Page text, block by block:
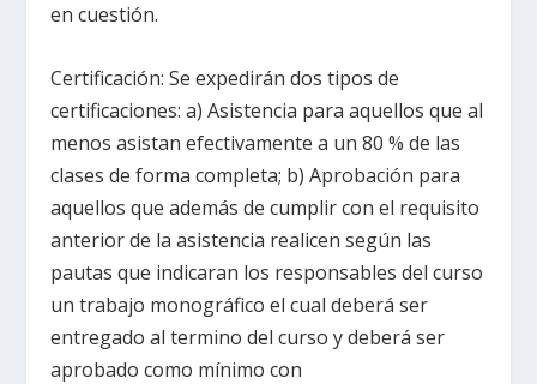
en cuestión.
Certificación: Se expedirán dos tipos de
certificaciones: a) Asistencia para aquellos que al
menos asistan efectivamente a un 80 % de las
clases de forma completa; b) Aprobación para
aquellos que además de cumplir con el requisito
anterior de la asistencia realicen según las
pautas que indicaran los responsables del curso
un trabajo monográfico el cual deberá ser
entregado al termino del curso y deberá ser
aprobado como mínimo con